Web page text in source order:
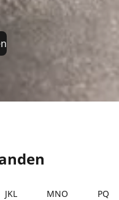
JKL MNO PQRS